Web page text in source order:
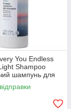
You Endless
Shampoo
шампунь для
1000